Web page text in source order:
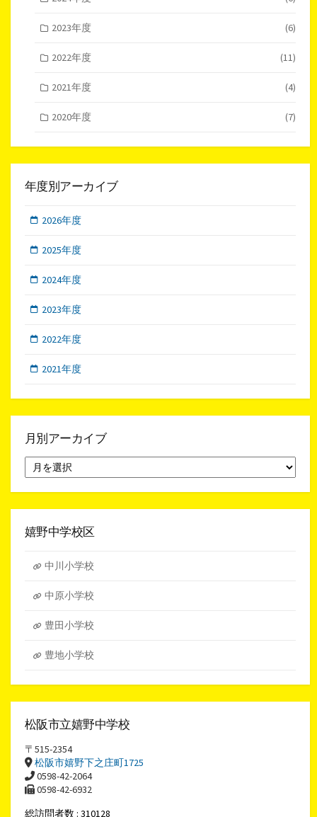
2023年度 (6)
2022年度 (11)
2021年度 (4)
2020年度 (7)
年度別アーカイブ
2026年度
2025年度
2024年度
2023年度
2022年度
2021年度
月別アーカイブ
別
ア
イ
嬉野中学校区
中川小学校
中原小学校
豊田小学校
豊地小学校
松阪市立嬉野中学校
〒515-2354
松阪市嬉野下之庄町1725
0598-42-2064
0598-42-6932
総訪問者数 : 310128